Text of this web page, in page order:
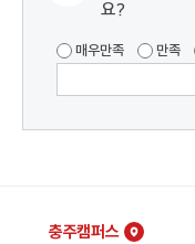
요?
매우만족 만족
충주캠퍼스